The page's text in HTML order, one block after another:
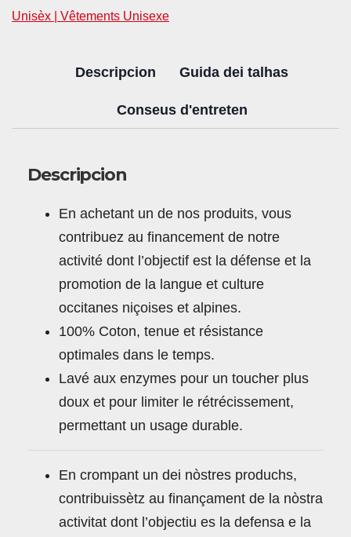
Unisèx | Vêtements Unisexe
Descripcion Guida dei talhas
Conseus d'entreten
Descripcion
En achetant un de nos produits, vous
contribuez au financement de notre
activité dont l’objectif est la défense et la
promotion de la langue et culture
occitanes niçoises et alpines.
100% Coton, tenue et résistance
optimales dans le temps.
Lavé aux enzymes pour un toucher plus
doux et pour limiter le rétrécissement,
permettant un usage durable.
En crompant un dei nòstres produchs,
contribuissètz au finançament de la nòstra
activitat dont l’objectiu es la defensa e la